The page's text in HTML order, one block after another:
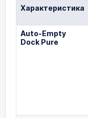
Характеристика
Auto-Empty
Dock Pure